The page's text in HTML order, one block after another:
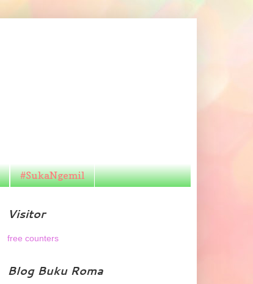
#SukaNgemil
Visitor
free counters
Blog Buku Roma